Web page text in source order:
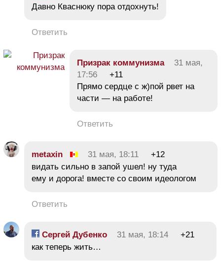
Давно Кваснюку пора отдохнуть!
Ответить
Призрак коммунизма
31 мая,
17:56
+11
Прямо сердце с ж)пой рвет на
части — на работе!
Ответить
metaxin 31 мая, 18:11
+12
видать сильно в запой ушел! ну туда
ему и дорога! вместе со своим идеологом
Ответить
Сергей Дубенко 31 мая, 18:14
+21
как теперь жить…